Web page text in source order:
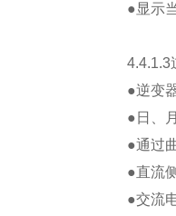
●显示
4.4.1.3
●逆变
●日、
●通过
●直流
●交流